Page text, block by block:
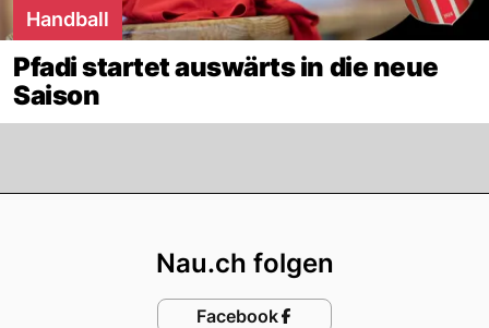
Handball
Pfadi startet auswärts in die neue
Saison
Nau.ch folgen
Facebook